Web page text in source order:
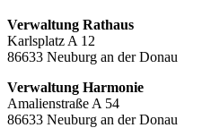
Verwaltung Rathaus
Karlsplatz A 12
86633 Neuburg an der Donau
Verwaltung Harmonie
Amalienstraße A 54
86633 Neuburg an der Donau